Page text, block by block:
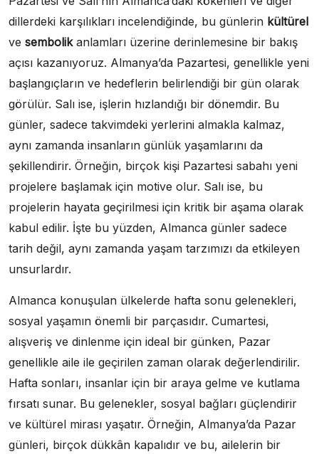
dillerdeki karşılıkları incelendiğinde, bu günlerin kültürel
ve sembolikanlamları üzerine derinlemesine bir bakış
açısı kazanıyoruz. Almanya’da Pazartesi, genellikle yeni
başlangıçların ve hedeflerin belirlendiği bir gün olarak
görülür. Salı ise, işlerin hızlandığı bir dönemdir. Bu
günler, sadece takvimdeki yerlerini almakla kalmaz,
aynı zamanda insanların günlük yaşamlarını da
şekillendirir. Örneğin, birçok kişi Pazartesi sabahı yeni
projelere başlamak için motive olur. Salı ise, bu
projelerin hayata geçirilmesi için kritik bir aşama olarak
kabul edilir. İşte bu yüzden, Almanca günler sadece
tarih değil, aynı zamanda yaşam tarzımızı da etkileyen
unsurlardır.
Almanca konuşulan ülkelerde hafta sonu gelenekleri,
sosyal yaşamın önemli bir parçasıdır. Cumartesi,
alışveriş ve dinlenme için ideal bir günken, Pazar
genellikle aile ile geçirilen zaman olarak değerlendirilir.
Hafta sonları, insanlar için bir araya gelme ve kutlama
fırsatı sunar. Bu gelenekler, sosyal bağları güçlendirir
ve kültürel mirası yaşatır. Örneğin, Almanya’da Pazar
günleri, birçok dükkân kapalıdır ve bu, ailelerin bir